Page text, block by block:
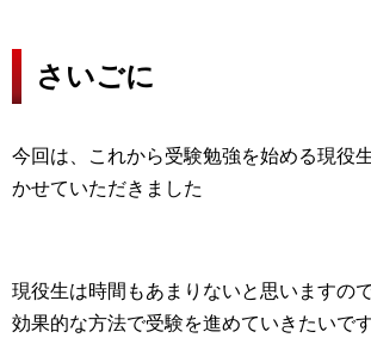
さいごに
今回は、これから受験勉強を始める現役
かせていただきました
現役生は時間もあまりないと思いますの
効果的な方法で受験を進めていきたいで